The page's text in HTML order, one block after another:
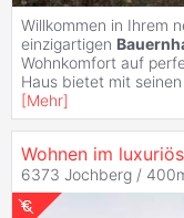
Willkommen in Ihrem
einzigartigen
Wohnkomfort auf
Haus bietet mit
[Mehr]
Wohnen im
6373 Jochberg /